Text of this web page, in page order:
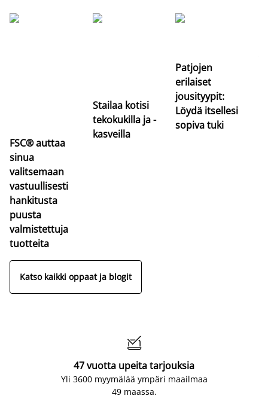
FSC® auttaa
sinua
valitsemaan
vastuullisesti
hankitusta
puusta
valmistettuja
tuotteita
Stailaa kotisi
tekokukilla ja -
kasveilla
Patjojen
erilaiset
jousityypit:
Löydä itsellesi
sopiva tuki
Katso kaikki oppaat ja blogit

47 vuotta upeita tarjouksia
Yli 3600 myymälää ympäri maailmaa
49 maassa.